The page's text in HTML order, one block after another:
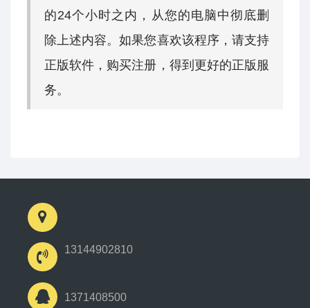
的24个小时之内，从您的电脑中彻底删
除上述内容。如果您喜欢该程序，请支持
正版软件，购买注册，得到更好的正版服
务。
13144902810
1371408500